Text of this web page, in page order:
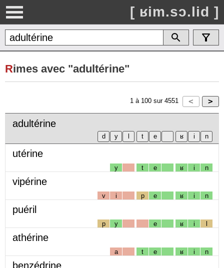
[ ʁim.sɔ.lid ]
Rimes avec "adultérine"
1 à 100 sur 4551
adultérine
utérine
y t e ʁ i n
vipérine
v i p e ʁ i n
puéril
p y e ʁ i l
athérine
a t e ʁ i n
benzédrine